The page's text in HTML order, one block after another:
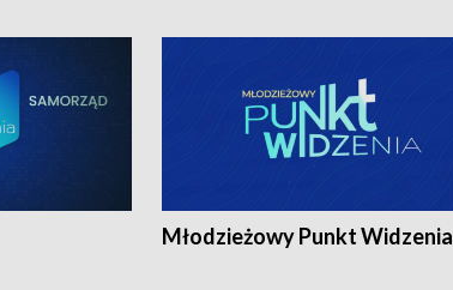
Młodzieżowy Punkt Widzenia